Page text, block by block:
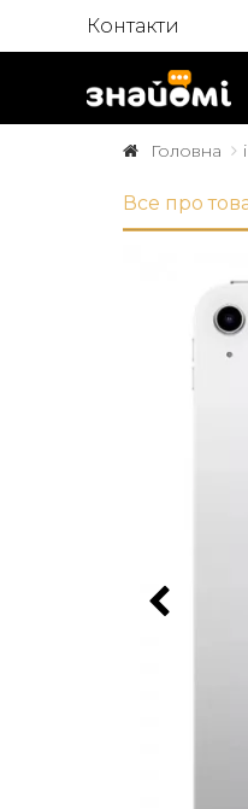
Контакти
Головна
Все про